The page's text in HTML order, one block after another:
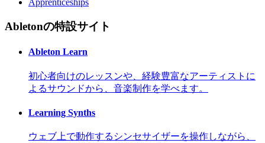
Apprenticeships
Abletonの特設サイト
Ableton Learn
初心者向けのレッスンや、経験豊富なアーティストに
よるサウンドから、音楽制作を学べます。
Learning Synths
ウェブ上で動作するシンセサイザーを操作しながら、